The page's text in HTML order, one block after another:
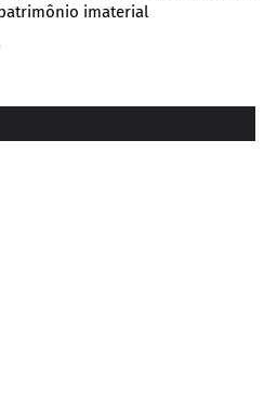
imaterial